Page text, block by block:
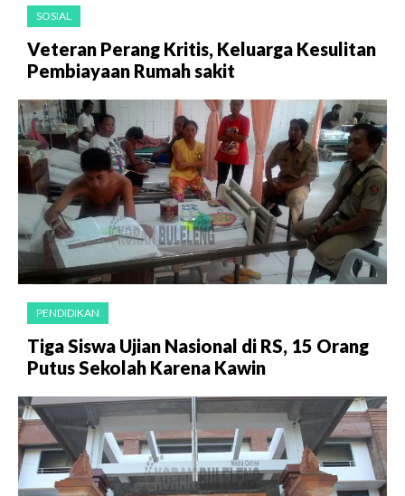
SOSIAL
Veteran Perang Kritis, Keluarga Kesulitan
Pembiayaan Rumah sakit
PENDIDIKAN
Tiga Siswa Ujian Nasional di RS, 15 Orang
Putus Sekolah Karena Kawin